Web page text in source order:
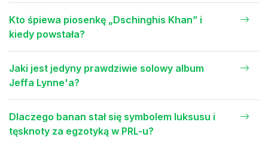
Kto śpiewa piosenkę „Dschinghis Khan” i
kiedy powstała?
Jaki jest jedyny prawdziwie solowy album
Jeffa Lynne'a?
Dlaczego banan stał się symbolem luksusu i
tęsknoty za egzotyką w PRL-u?